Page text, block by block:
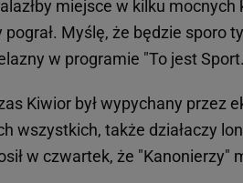
miejsce w kilku
pograł. Myślę, że będzie sporo
w programie "To jest
Kiwior był wypychany przez
wszystkich, także działaczy
w czwartek, że